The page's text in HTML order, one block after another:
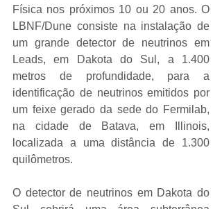
Física nos próximos 10 ou 20 anos. O
LBNF/Dune consiste na instalação de
um grande detector de neutrinos em
Leads, em Dakota do Sul, a 1.400
metros de profundidade, para a
identificação de neutrinos emitidos por
um feixe gerado da sede do Fermilab,
na cidade de Batava, em Illinois,
localizada a uma distância de 1.300
quilômetros.
O detector de neutrinos em Dakota do